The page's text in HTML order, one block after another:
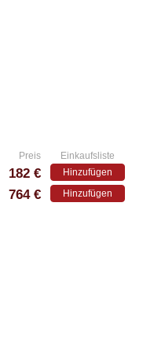
Preis Einkaufsliste
182 € Hinzufügen
764 € Hinzufügen